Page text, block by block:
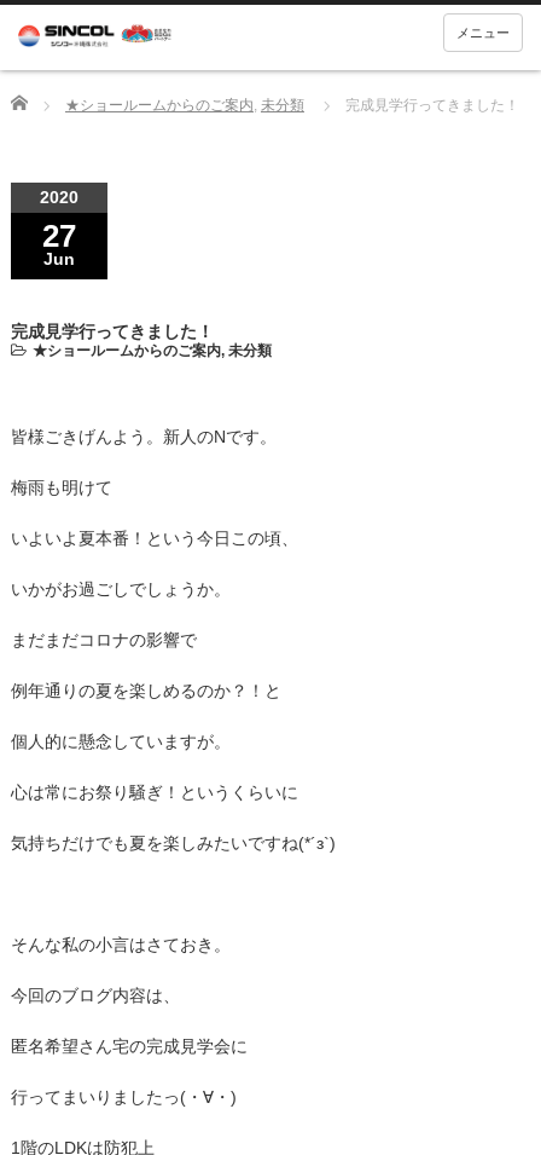
メニュー
Home ★ショールームからのご案内, 未分類 完成見学行ってきました！
2020
27
Jun
完成見学行ってきました！
★ショールームからのご案内, 未分類
皆様ごきげんよう。新人のNです。
梅雨も明けて
いよいよ夏本番！という今日この頃、
いかがお過ごしでしょうか。
まだまだコロナの影響で
例年通りの夏を楽しめるのか？！と
個人的に懸念していますが。
心は常にお祭り騒ぎ！というくらいに
気持ちだけでも夏を楽しみたいですね(*´з`)
そんな私の小言はさておき。
今回のブログ内容は、
匿名希望さん宅の完成見学会に
行ってまいりましたっ(・∀・)
1階のLDKは防犯上